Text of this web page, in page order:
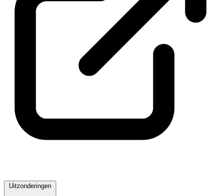
Uitzonderingen